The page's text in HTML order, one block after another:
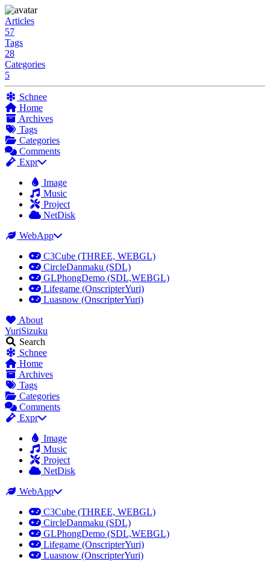
Articles
57
Tags
28
Categories
5
Schnee
Home
Archives
Tags
Categories
Comments
Expr
Image
Music
Project
NetDisk
WebApp
C3Cube (THREE, WEBGL)
CircleDanmaku (SDL)
GLPhongDemo (SDL,WEBGL)
Lifegame (OnscripterYuri)
Luasnow (OnscripterYuri)
About
YuriSizuku
Search
Schnee
Home
Archives
Tags
Categories
Comments
Expr
Image
Music
Project
NetDisk
WebApp
C3Cube (THREE, WEBGL)
CircleDanmaku (SDL)
GLPhongDemo (SDL,WEBGL)
Lifegame (OnscripterYuri)
Luasnow (OnscripterYuri)